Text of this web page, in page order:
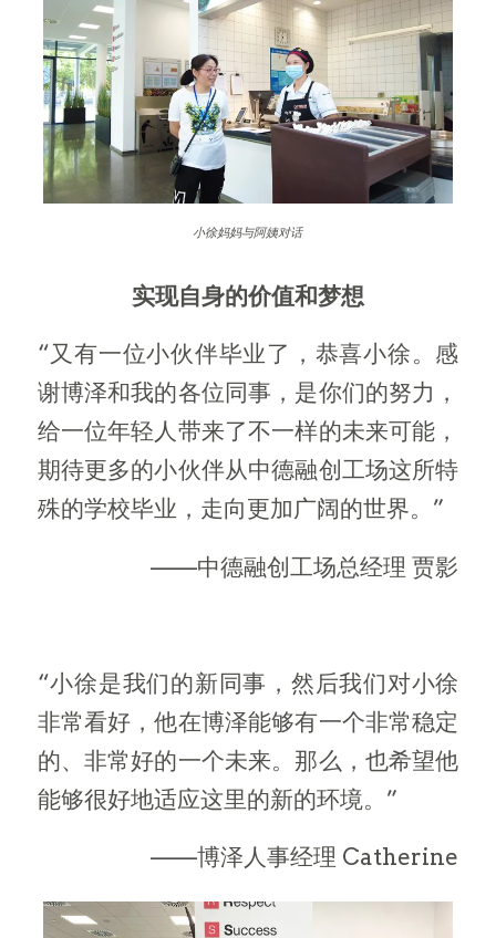
小徐妈妈与阿姨对话
实现自身的价值和梦想
“又有一位小伙伴毕业了，恭喜小徐。感
谢博泽和我的各位同事，是你们的努力，
给一位年轻人带来了不一样的未来可能，
期待更多的小伙伴从中德融创工场这所特
殊的学校毕业，走向更加广阔的世界。”
——中德融创工场总经理 贾影
“小徐是我们的新同事，然后我们对小徐
非常看好，他在博泽能够有一个非常稳定
的、非常好的一个未来。那么，也希望他
能够很好地适应这里的新的环境。”
——博泽人事经理 Catherine